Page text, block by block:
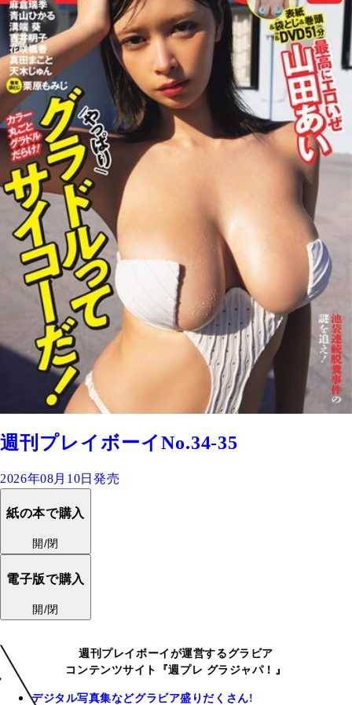
週刊プレイボーイNo.34-35
2026年08月10日発売
紙の本で購入
開/閉
電子版で購入
開/閉
週刊プレイボーイが運営するグラビア
コンテンツサイト『週プレ グラジャパ！』
デジタル写真集などグラビア盛りだくさん!